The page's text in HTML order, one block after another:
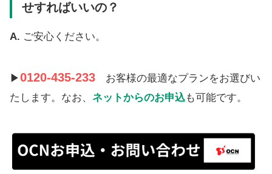
せすればいいの？
A. ご安心ください。
▶0120-435-233 お客様の最適なプランをお選びい
たします。なお、 ネットからのお申込も可能です。